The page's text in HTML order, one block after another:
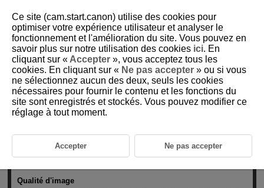
D250-106
Précautions générales relatives à
la prise de photos
Attention
Ne dirigez pas l'appareil photo vers une source lumineuse
intense, par exemple le soleil ou une source lumineuse
artificielle intense, sous peine d'endommager le capteur d'image
Qualité d'image
Ce site (cam.start.canon) utilise des cookies pour
optimiser votre expérience utilisateur et analyser le
fonctionnement et l'amélioration du site. Vous pouvez en
savoir plus sur notre utilisation des cookies ici. En
cliquant sur « Accepter », vous acceptez tous les
cookies. En cliquant sur « Ne pas accepter » ou si vous
ne sélectionnez aucun des deux, seuls les cookies
nécessaires pour fournir le contenu et les fonctions du
site sont enregistrés et stockés. Vous pouvez modifier ce
réglage à tout moment.
Accepter Ne pas accepter